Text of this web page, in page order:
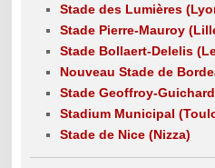
Stade des Lumières
Stade Pierre-Mauroy
Stade Bollaert-Delelis
Nouveau Stade de
Stade Geoffroy-
Stadium Municipal
Stade de Nice (Nizza)